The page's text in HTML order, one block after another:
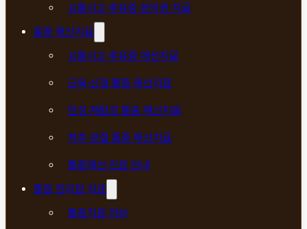
교통사고 후유증 한의원 치료
통증 매선치료
교통사고 후유증 매선치료
근육·신경 통증 매선치료
만성·재발성 통증 매선치료
척추·관절 통증 매선치료
통증매선 진료 안내
통증 한의원 치료
통증치료 허브